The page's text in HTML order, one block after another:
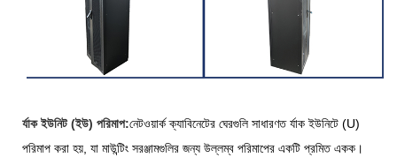
র্যাক ইউনিট (ইউ) পরিমাপ:নেটওয়ার্ক ক্যাবিনেটের ঘেরগুলি সাধারণত র্যাক ইউনিটে (U)
পরিমাপ করা হয়, যা মাউন্টিং সরঞ্জামগুলির জন্য উল্লম্ব পরিমাপের একটি প্রমিত একক।